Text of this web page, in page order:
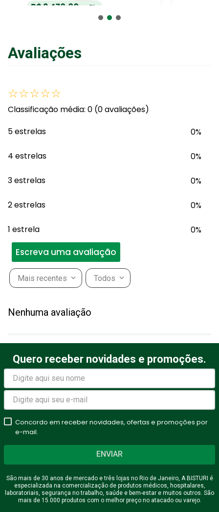
R$493
519 92 em até
Adicionar ao Carrinho
Avaliações
☆☆☆☆☆
Classificação média: 0 (0 avaliações)
5 estrelas
0%
4 estrelas 0%
3 estrelas 0%
2 estrelas 0%
1 estrela 0%
Escreva uma avaliação
Avalie o produto de 1 a 5
estrelas
★★ ★★★
Seu nome
Endereço de email
Escreva uma avaliação
Mais recentes Todos
Nenhuma avaliação
Quero receber novidades e promoções.
Concordo em receber novidades, ofertas e promoções por
e-mail.
ENVIAR
São mais de 30 anos de mercado e três lojas no Rio de Janeiro, A BISTURI é
especializada na comercialização de produtos médicos, hospitalares,
laboratoriais, segurança no trabalho, saúde e bem-estar e muitos outros. São
mais de 15.000 produtos com o melhor preço no atacado ou varejo.